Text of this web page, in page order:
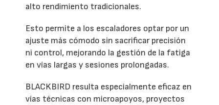
alto rendimiento tradicionales.
Esto permite a los escaladores optar por un
ajuste más cómodo sin sacrificar precisión
ni control, mejorando la gestión de la fatiga
en vías largas y sesiones prolongadas.
BLACKBIRD resulta especialmente eficaz en
vías técnicas con microapoyos, proyectos